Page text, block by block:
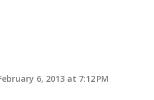
6, 2013 at 7:12 PM